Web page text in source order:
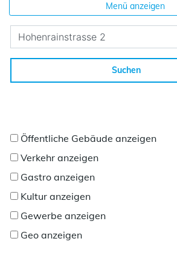
Menü anzeigen
Suchen
Öffentliche Gebäude anzeigen
Verkehr anzeigen
Gastro anzeigen
Kultur anzeigen
Gewerbe anzeigen
Geo anzeigen